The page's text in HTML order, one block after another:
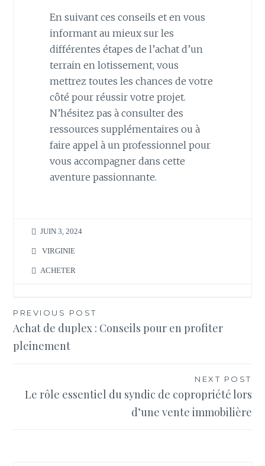
En suivant ces conseils et en vous
informant au mieux sur les
différentes étapes de l’achat d’un
terrain en lotissement, vous
mettrez toutes les chances de votre
côté pour réussir votre projet.
N’hésitez pas à consulter des
ressources supplémentaires ou à
faire appel à un professionnel pour
vous accompagner dans cette
aventure passionnante.
JUIN 3, 2024
VIRGINIE
ACHETER
Navigation
de
l’article
PREVIOUS POST
Achat de duplex : Conseils pour en profiter
pleinement
NEXT POST
Le rôle essentiel du syndic de copropriété lors
d’une vente immobilière